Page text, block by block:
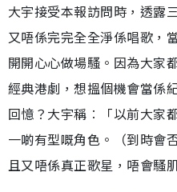
大宇接受本報訪問時，透露
又唔係完完全全淨係唱歌，
開開心心做場騷。因為大家
經典港劇，想搵個機會當係
回憶？大宇稱︰「以前大家
一啲有型嘅角色。（到時會
且又唔係真正歌星，唔會騷